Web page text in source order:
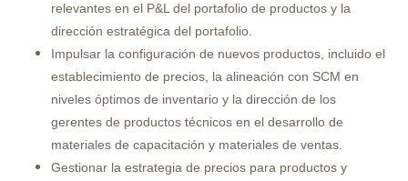
relevantes en el P&L del portafolio de productos y la
dirección estratégica del portafolio.
Impulsar la configuración de nuevos productos, incluido el
establecimiento de precios, la alineación con SCM en
niveles óptimos de inventario y la dirección de los
gerentes de productos técnicos en el desarrollo de
materiales de capacitación y materiales de ventas.
Gestionar la estrategia de precios para productos y